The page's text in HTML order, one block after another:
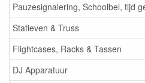
Pauzesignalering, Schoolbel, tijd
Statieven & Truss
Flightcases, Racks & Tassen
DJ Apparatuur